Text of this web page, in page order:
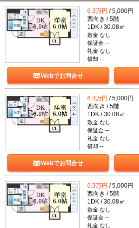
6.3万円 / 5,000円
西向き / 5階
1DK / 30.08㎡
敷金 なし
保証金 --
礼金 なし
償却 --
Webでお問合せ
6.3万円 / 5,000円
西向き / 5階
1DK / 30.08㎡
敷金 なし
保証金 --
礼金 なし
償却 --
Webでお問合せ
6.3万円 / 5,000円
西向き / 5階
1DK / 30.08㎡
敷金 なし
保証金 --
礼金 なし